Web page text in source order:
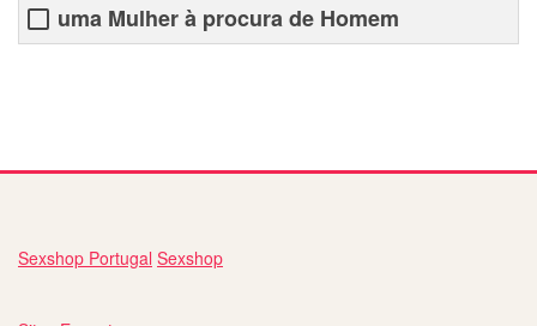
uma Mulher à procura de Homem
Sexshop Portugal Sexshop